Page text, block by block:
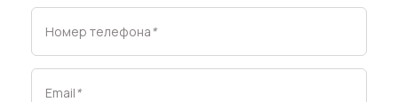
Номер телефона*
Email*